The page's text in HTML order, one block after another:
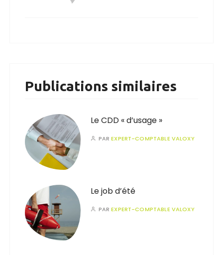
Publications similaires
Le CDD « d’usage »
PAREXPERT-COMPTABLE VALOXY
Le job d’été
PAREXPERT-COMPTABLE VALOXY